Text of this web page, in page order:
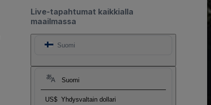
Live-tapahtumat kaikkialla
maailmassa
Suomi
Suomi
US$ Yhdysvaltain dollari